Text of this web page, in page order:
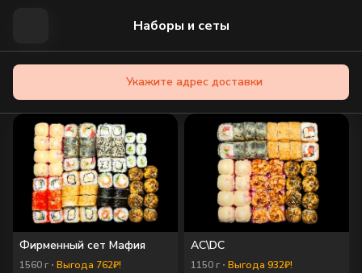
Наборы и сеты
Укажите адрес доставки
Фирменный сет Мафия
1560 г Выгода 762₽!
AC\DC
1150 г Выгода 932₽!